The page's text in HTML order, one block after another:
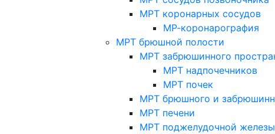
МРТ коронарных сосудов
МР-коронарография
МРТ брюшной полости
МРТ забрюшинного
МРТ надпочечников
МРТ почек
МРТ брюшного и
МРТ печени
МРТ поджелудочной железы